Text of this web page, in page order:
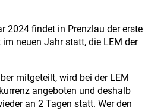
2024 findet in Prenzlau der erste
neuen Jahr statt, die LEM der
mitgeteilt, wird bei der LEM
angeboten und deshalb
an 2 Tagen statt. Wer den